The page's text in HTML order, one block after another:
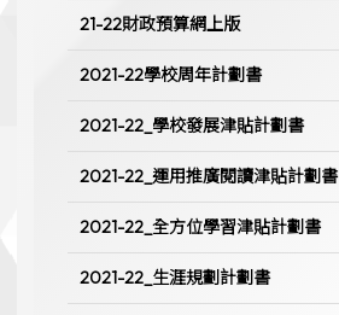
21-22財政預算網上版
2021-22學校周年計劃書
2021-22_學校發展津貼計劃書
2021-22_運用推廣閱讀津貼計劃書
2021-22_全方位學習津貼計劃書
2021-22_生涯規劃計劃書